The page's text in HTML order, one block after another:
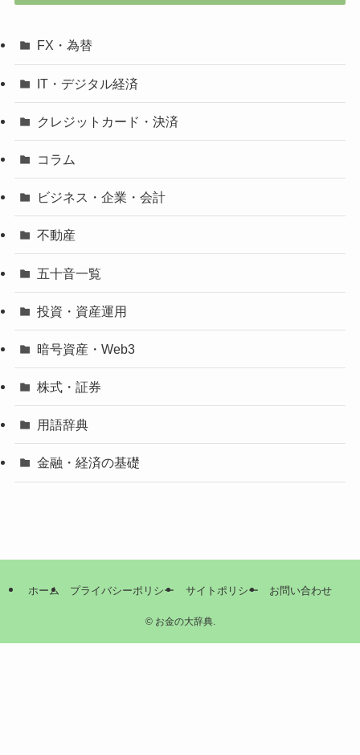
FX・為替
IT・デジタル経済
クレジットカード・決済
コラム
ビジネス・企業・会計
不動産
五十音一覧
投資・資産運用
暗号資産・Web3
株式・証券
用語辞典
金融・経済の基礎
ホーム プライバシーポリシー サイトポリシー お問い合わせ
©お金の大辞典.